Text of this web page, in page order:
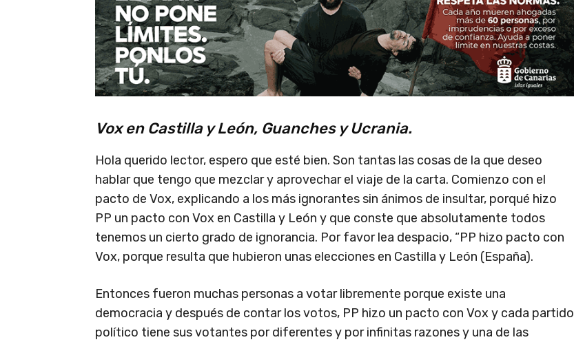
Vox en Castilla y León, Guanches y Ucrania.
Hola querido lector, espero que esté bien. Son tantas las cosas de la que deseo
hablar que tengo que mezclar y aprovechar el viaje de la carta. Comienzo con el
pacto de Vox, explicando a los más ignorantes sin ánimos de insultar, porqué hizo
PP un pacto con Vox en Castilla y León y que conste que absolutamente todos
tenemos un cierto grado de ignorancia. Por favor lea despacio, “PP hizo pacto con
Vox, porque resulta que hubieron unas elecciones en Castilla y León (España).
Entonces fueron muchas personas a votar libremente porque existe una
democracia y después de contar los votos, PP hizo un pacto con Vox y cada partido
político tiene sus votantes por diferentes y por infinitas razones y una de las